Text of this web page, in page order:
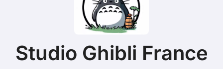
Studio Ghibli France